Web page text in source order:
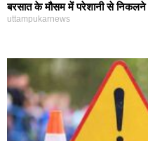
बरसात के मौसम में परेशानी से
uttampukarnews